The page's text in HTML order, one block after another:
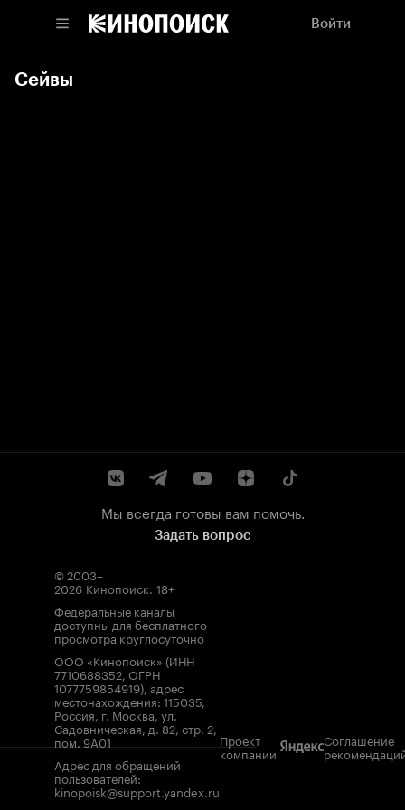
Войти
Сейвы
Мы всегда готовы вам помочь.
Задать вопрос
© 2003–
2026 Кинопоиск. 18+
Федеральные каналы
доступны для бесплатного
просмотра круглосуточно
ООО «Кинопоиск» (ИНН
7710688352, ОГРН
1077759854919), адрес
местонахождения: 115035,
Россия, г. Москва, ул.
Садовническая, д. 82, стр. 2,
пом. 9А01
Адрес для обращений
пользователей:
kinopoisk@support.yandex.ru
Проект
компании
Соглашение